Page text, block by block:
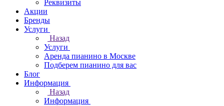
Реквизиты
Акции
Бренды
Услуги
Назад
Услуги
Аренда пианино в Москве
Подберем пианино для вас
Блог
Информация
Назад
Информация